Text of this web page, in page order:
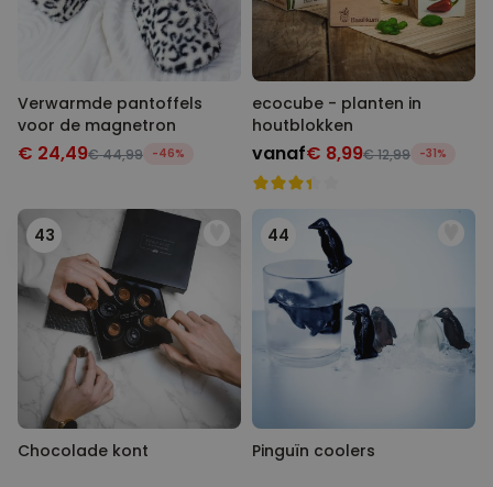
Verwarmde pantoffels
voor de magnetron
€ 24,49€ 44,99 -46%
ecocube - planten in
houtblokken
vanaf€ 8,99€ 12,99 -31%
43
Chocolade kont
44
Pinguïn coolers